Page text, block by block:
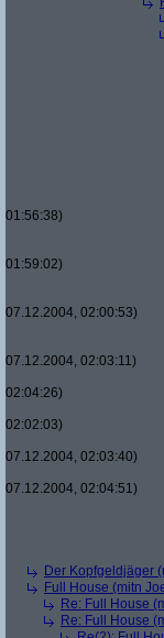
01:56:38)
01:59:02)
07.12.2004, 02:00:53)
07.12.2004, 02:03:11)
02:04:26)
02:02:03)
07.12.2004, 02:03:40)
07.12.2004, 02:04:51)
Der Kopfgeldjäger
Full House (mitn
Re: Full House
Re: Full House